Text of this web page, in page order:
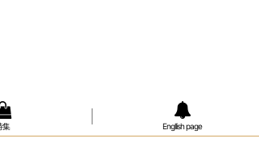
集 Engllish page